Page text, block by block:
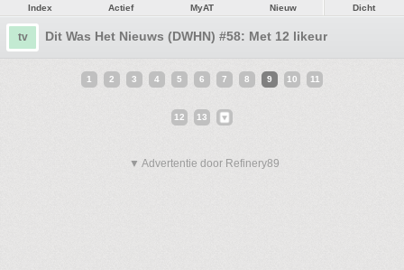
Index Actief MyAT Nieuw Dicht
tv Dit Was Het Nieuws (DWHN) #58: Met 12 likeur
1 2 3 4 5 6 7 8 9 10 11
12 13
▼ Advertentie door Refinery89